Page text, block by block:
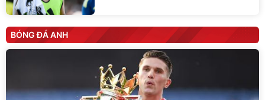
BÓNG ĐÁ ANH